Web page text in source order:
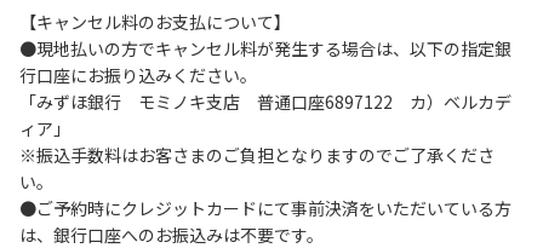
７．暴力団等反社会勢力及びその関係者ならびに公共の秩
序、善良の風俗に反する恐れのある場合には、ご利用をお断
りいたします。
８．不可抗力以外の事由により建造物、家具、備品、その他
の物品を損傷、紛失、汚染させた場合には、相当額を弁償し
ていただくことがあります。
９．当キャンプ場内（駐車場を含む）での事故や盗難などに
つきましては、一切の責任を負いかねます。
１０．車中で宿泊される場合は、必ずエンジンを停止してく
【キャンセル料のお支払について】
●現地払いの方でキャンセル料が発生する場合は、以下の指定銀
行口座にお振り込みください。
「みずほ銀行 モミノキ支店 普通口座6897122 カ）ベルカデ
ィア」
※振込手数料はお客さまのご負担となりますのでご了承くださ
い。
●ご予約時にクレジットカードにて事前決済をいただいている方
は、銀行口座へのお振込みは不要です。